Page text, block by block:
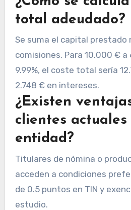
total adeudado?
Se suma el capital prestado
comisiones. Para 10.000 € a
9.99%, el coste total sería
2.748 € en intereses.
¿Existen
clientes actuales
entidad?
Titulares de nómina o
acceden a condiciones
de 0.5 puntos en TIN y
estudio.